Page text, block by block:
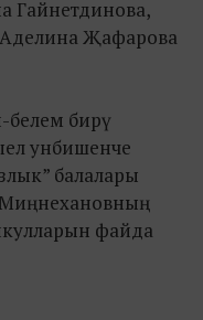
Гайнетдинова,
Аделина Җафарова
белем бирү
унбишенче
балалары
Миңнехановның
файда